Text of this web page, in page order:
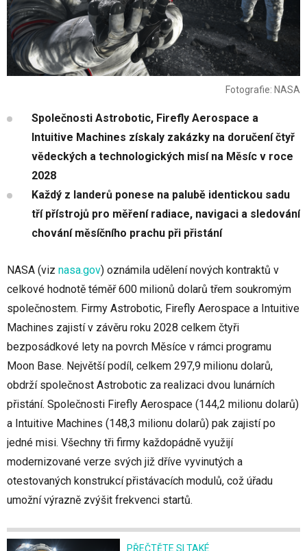
Fotografie: NASA
Společnosti Astrobotic, Firefly Aerospace a
Intuitive Machines získaly zakázky na doručení čtyř
vědeckých a technologických misí na Měsíc v roce
2028
Každý z landerů ponese na palubě identickou sadu
tří přístrojů pro měření radiace, navigaci a sledování
chování měsíčního prachu při přistání
NASA (viz nasa.gov) oznámila udělení nových kontraktů v
celkové hodnotě téměř 600 milionů dolarů třem soukromým
společnostem. Firmy Astrobotic, Firefly Aerospace a Intuitive
Machines zajistí v závěru roku 2028 celkem čtyři
bezposádkové lety na povrch Měsíce v rámci programu
Moon Base. Největší podíl, celkem 297,9 milionu dolarů,
obdrží společnost Astrobotic za realizaci dvou lunárních
přistání. Společnosti Firefly Aerospace (144,2 milionu dolarů)
a Intuitive Machines (148,3 milionu dolarů) pak zajistí po
jedné misi. Všechny tři firmy každopádně využijí
modernizované verze svých již dříve vyvinutých a
otestovaných konstrukcí přistávacích modulů, což úřadu
umožní výrazně zvýšit frekvenci startů.
PŘEČTĚTE SI TAKÉ